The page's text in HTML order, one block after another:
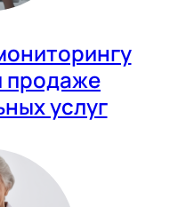
продаже
услуг